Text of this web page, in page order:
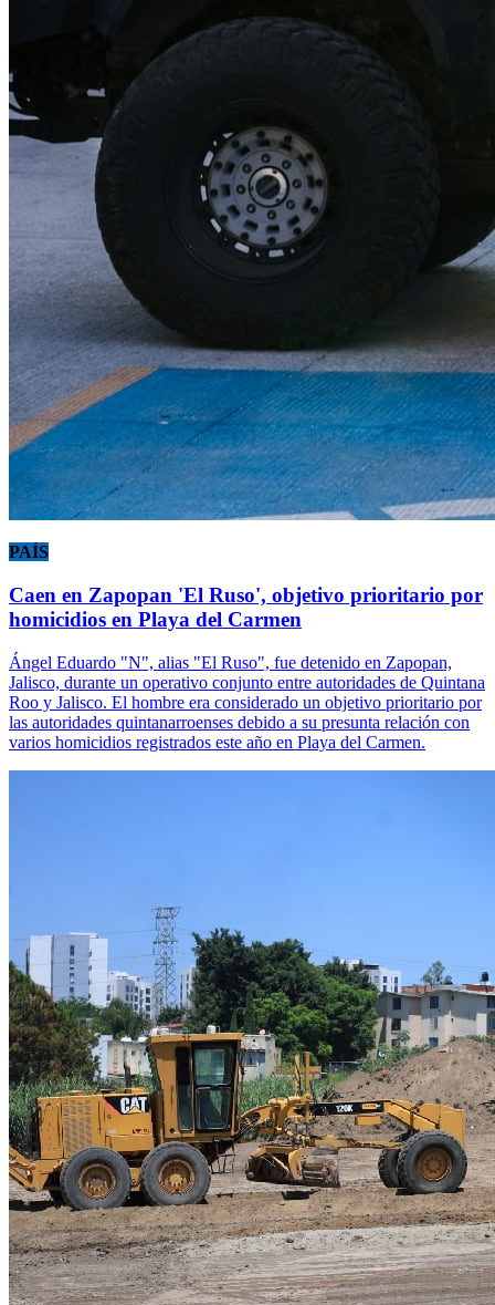
PAÍS
Caen en Zapopan 'El Ruso', objetivo prioritario por
homicidios en Playa del Carmen
Ángel Eduardo "N", alias "El Ruso", fue detenido en Zapopan,
Jalisco, durante un operativo conjunto entre autoridades de Quintana
Roo y Jalisco. El hombre era considerado un objetivo prioritario por
las autoridades quintanarroenses debido a su presunta relación con
varios homicidios registrados este año en Playa del Carmen.